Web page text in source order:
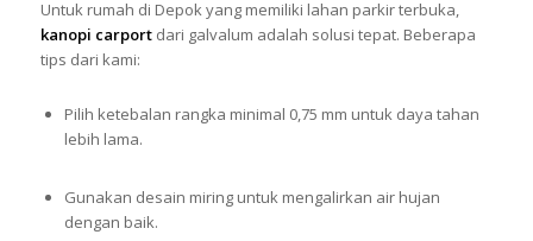
Untuk rumah di Depok yang memiliki lahan parkir terbuka,
kanopi carportdari galvalum adalah solusi tepat. Beberapa
tips dari kami:
Pilih ketebalan rangka minimal 0,75 mm untuk daya tahan
lebih lama.
Gunakan desain miring untuk mengalirkan air hujan
dengan baik.